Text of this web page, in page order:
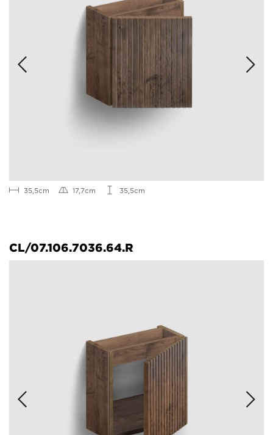
35,5cm 17,7cm 35,5cm
CL/07.106.7036.64.R